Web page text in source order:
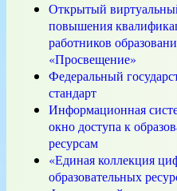
Открытый
повышения
работников
«Просвещение»
Федеральный
стандарт
Информационная
окно доступа к
ресурсам
«Единая коллекция
образовательных